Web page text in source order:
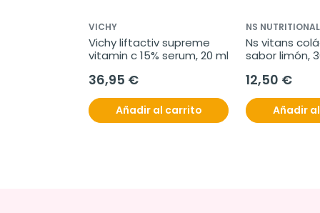
VICHY
Vichy liftactiv supreme
vitamin c 15% serum, 20 ml
36,95 €
Añadir al carrito
NS
Ns vitans
sabor limón,
12,50 €
Añadir